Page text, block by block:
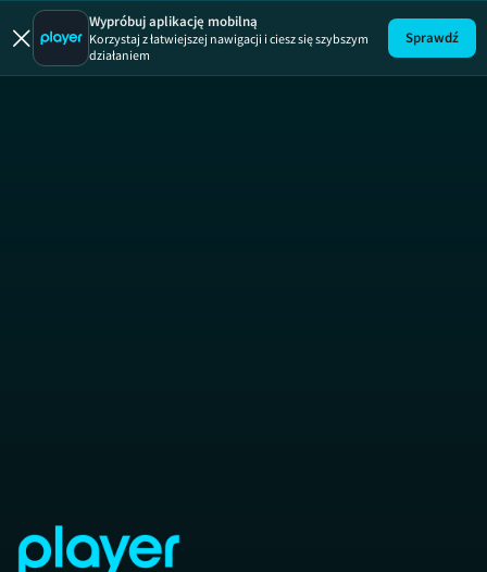
Fani
Wypróbuj aplikację mobilną
Korzystaj z łatwiejszej nawigacji i ciesz się szybszym
działaniem
Sprawdź